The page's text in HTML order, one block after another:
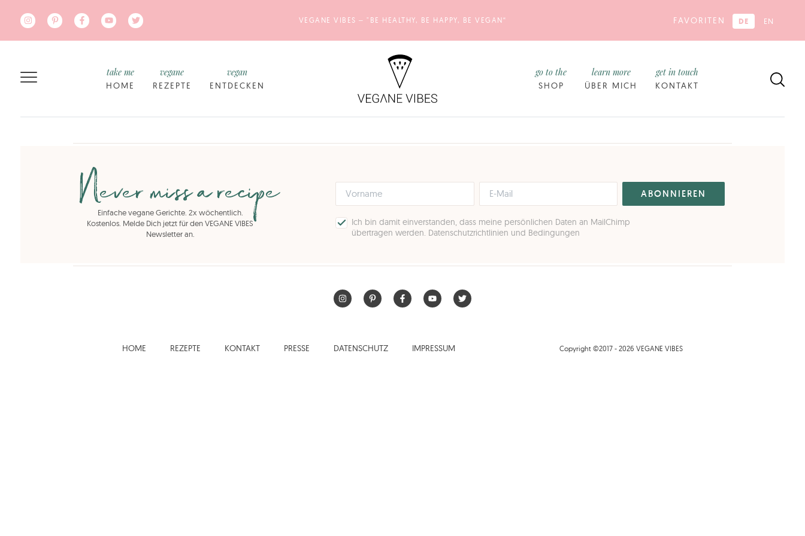
VEGANE VIBES – "BE HEALTHY, BE HAPPY, BE VEGAN“ FAVORITEN DE EN
HOME
take me
REZEPTE
vegane
ENTDECKEN
vegan
SHOP
go to the
ÜBER MICH
learn more
KONTAKT
get in touch
Never miss a recipe
Einfache vegane Gerichte. 2x wöchentlich.
Kostenlos. Melde Dich jetzt für den VEGANE VIBES
Newsletter an.
Ich bin damit einverstanden, dass meine persönlichen Daten an MailChimp
übertragen werden. Datenschutzrichtlinien und Bedingungen
HOME REZEPTE KONTAKT PRESSE DATENSCHUTZ IMPRESSUM Copyright ©2017 - 2026 VEGANE VIBES